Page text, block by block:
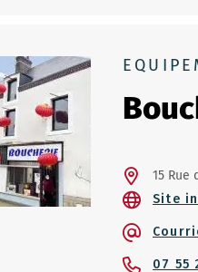
15 Rue
Site
07 55